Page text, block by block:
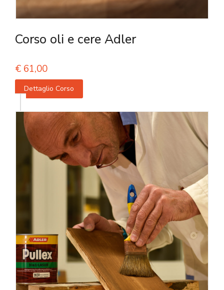
Corso oli e cere Adler
€ 61,00
Dettaglio Corso